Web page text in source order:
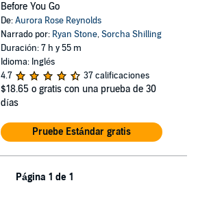
Before You Go
De:Aurora Rose Reynolds
Narrado por: Ryan Stone,Sorcha Shilling
Duración: 7 h y 55 m
Idioma: Inglés
4.7
37 calificaciones
$18.65 o gratis con una prueba de 30
días
Pruebe Estándar gratis
Página 1 de 1